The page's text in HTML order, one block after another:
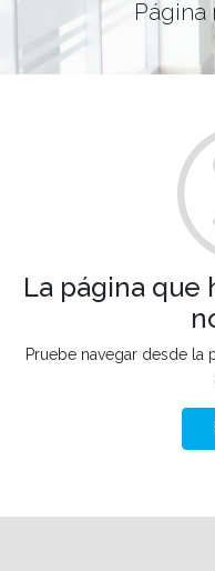
La página
Pruebe navegar desde